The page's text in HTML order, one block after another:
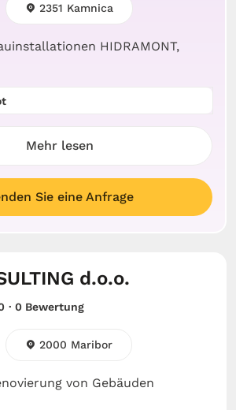
HIDRAMONT,
2351 Kamnica
Mehr lesen
Sie eine Anfrage
d.o.o.
· 0 Bewertung
von Gebäuden
2000 Maribor